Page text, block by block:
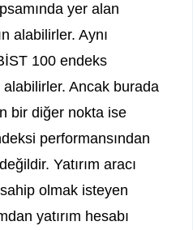
yer alan
alabilirler. Aynı
100 endeks
alabilirler. Ancak burada
bir diğer nokta ise
performansından
Yatırım aracı
olmak isteyen
yatırım hesabı